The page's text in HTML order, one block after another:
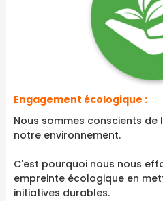
Engagement écologique :
Nous sommes conscients
notre environnement.
C'est pourquoi nous nous
empreinte écologique en
initiatives durables.